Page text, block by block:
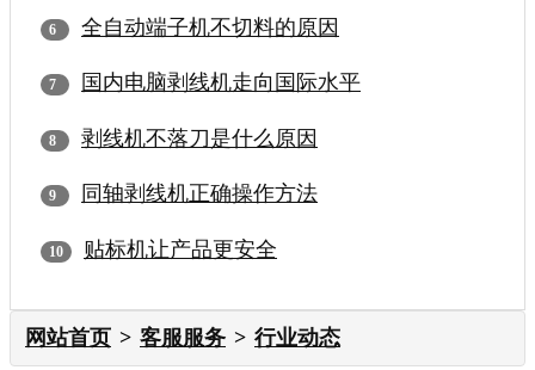
全自动端子机不切料的原因
国内电脑剥线机走向国际水平
剥线机不落刀是什么原因
同轴剥线机正确操作方法
贴标机让产品更安全
网站首页 客服服务 行业动态